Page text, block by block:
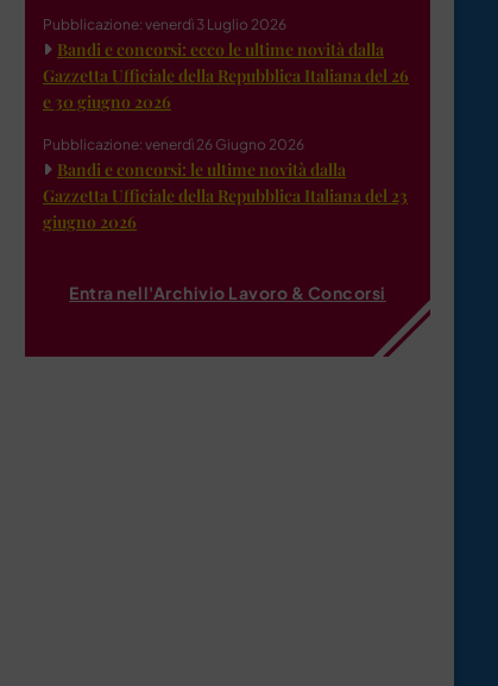
Pubblicazione: venerdì 3 Luglio 2026
Bandi e concorsi: ecco le ultime novità dalla
Gazzetta Ufficiale della Repubblica Italiana del 26
e 30 giugno 2026
Pubblicazione: venerdì 26 Giugno 2026
Bandi e concorsi: le ultime novità dalla
Gazzetta Ufficiale della Repubblica Italiana del 23
giugno 2026
Entra nell'Archivio Lavoro & Concorsi